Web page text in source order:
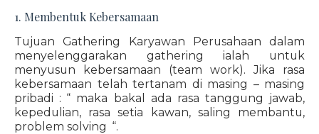
1. Membentuk Kebersamaan
Tujuan Gathering Karyawan Perusahaan dalam
menyelenggarakan gathering ialah untuk
menyusun kebersamaan (team work). Jika rasa
kebersamaan telah tertanam di masing – masing
pribadi : “ maka bakal ada rasa tanggung jawab,
kepedulian, rasa setia kawan, saling membantu,
problem solving “.